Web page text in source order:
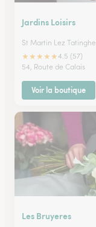
Jardins Loisirs
St Martin Lez
★★★★★4.5 (57)
54, Route de Calais
Voir la boutique
Les Bruyeres